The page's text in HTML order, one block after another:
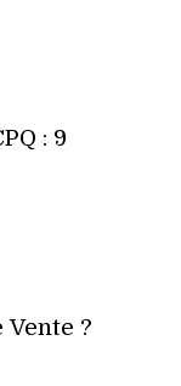
: 9
?